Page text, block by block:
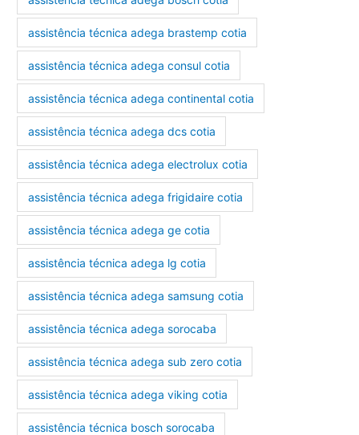
assistência técnica adega brastemp cotia
assistência técnica adega consul cotia
assistência técnica adega continental cotia
assistência técnica adega dcs cotia
assistência técnica adega electrolux cotia
assistência técnica adega frigidaire cotia
assistência técnica adega ge cotia
assistência técnica adega lg cotia
assistência técnica adega samsung cotia
assistência técnica adega sorocaba
assistência técnica adega sub zero cotia
assistência técnica adega viking cotia
assistência técnica bosch sorocaba